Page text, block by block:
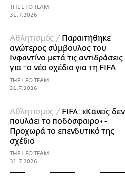
THE LIFO TEAM
31.7.2026
Αθλητισμός / Παραιτήθηκε
ανώτερος σύμβουλος του
Ινφαντίνο μετά τις αντιδράσεις
για το νέο σχέδιο για τη FIFA
THE LIFO TEAM
31.7.2026
Αθλητισμός / FIFA: «Κανείς δεν
πουλάει το ποδόσφαιρο» -
Προχωρά το επενδυτικό της
σχέδιο
THE LIFO TEAM
31.7.2026